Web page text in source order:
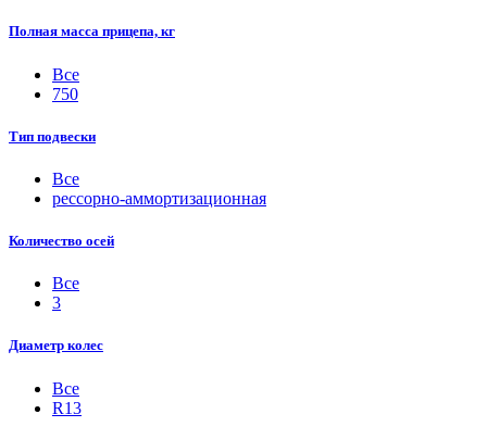
Полная масса прицепа, кг
Все
750
Тип подвески
Все
рессорно-аммортизационная
Количество осей
Все
3
Диаметр колес
Все
R13